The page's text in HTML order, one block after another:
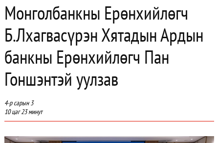
Монголбанкны Ерөнхийлөгч
Б.Лхагвасүрэн Хятадын Ардын
банкны Ерөнхийлөгч Пан
Гоншэнтэй уулзав
4-р сарын 3
10 цаг 23 минут